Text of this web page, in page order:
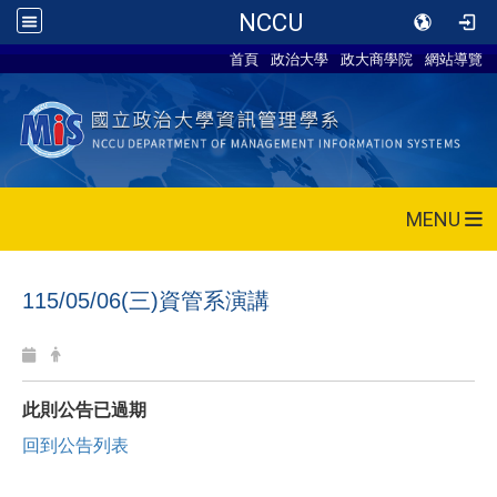
NCCU
首頁 政治大學 政大商學院 網站導覽
MENU
115/05/06(三)資管系演講
此則公告已過期
回到公告列表